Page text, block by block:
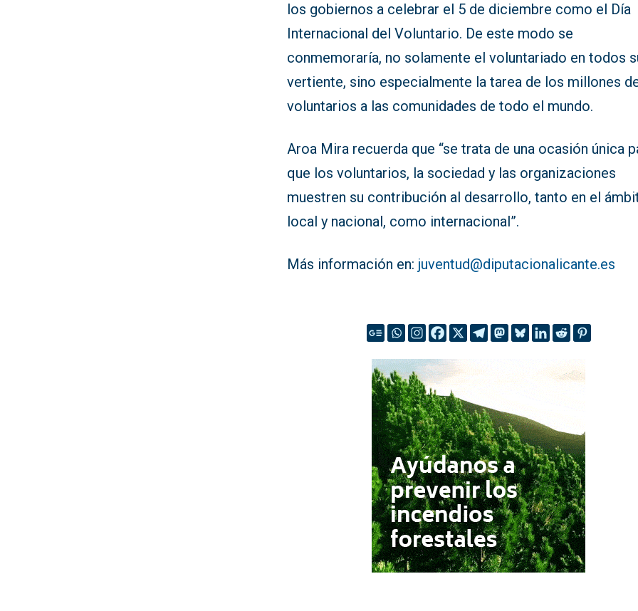
los gobiernos a celebrar el 5 de diciembre como el Día
Internacional del Voluntario. De este modo se
conmemoraría, no solamente el voluntariado en todos
vertiente, sino especialmente la tarea de los millones
voluntarios a las comunidades de todo el mundo.
Aroa Mira recuerda que “se trata de una ocasión única
que los voluntarios, la sociedad y las organizaciones
muestren su contribución al desarrollo, tanto en el
local y nacional, como internacional”.
Más información en: juventud@diputacionalicante.es